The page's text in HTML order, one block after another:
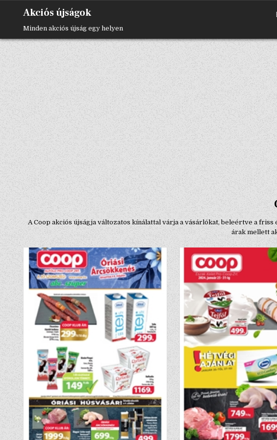
Akciós újságok
Minden akciós újság egy helyen
A Coop akciós újságja változatos kínálattal várja a vásárlókat, beleértve a
árak mellett